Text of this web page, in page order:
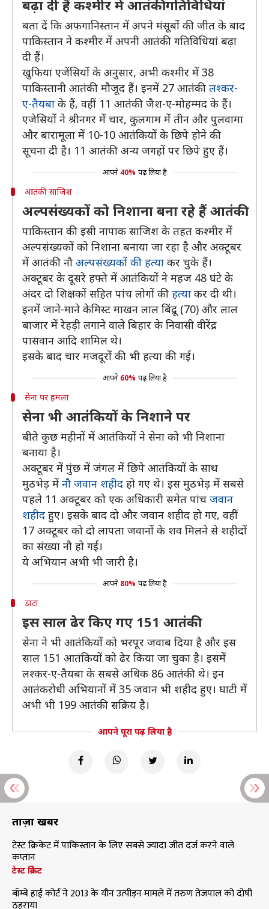
बढ़ा दी हैं कश्मीर में आतंकी गतिविधियां
बता दें कि अफगानिस्तान में अपने मंसूबों की जीत के बाद
पाकिस्तान ने कश्मीर में अपनी आतंकी गतिविधियां बढ़ा
दी हैं।
खुफिया एजेंसियों के अनुसार, अभी कश्मीर में 38
पाकिस्तानी आतंकी मौजूद हैं। इनमें 27 आतंकी लश्कर-
ए-तैयबा के हैं, वहीं 11 आतंकी जैश-ए-मोहम्मद के हैं।
एजेसियों ने श्रीनगर में चार, कुलगाम में तीन और पुलवामा
और बारामूला में 10-10 आतंकियों के छिपे होने की
सूचना दी है। 11 आतंकी अन्य जगहों पर छिपे हुए हैं।
आपने 40% पढ़ लिया है
आतंकी साजिश
अल्पसंख्यकों को निशाना बना रहे हैं आतंकी
पाकिस्तान की इसी नापाक साजिश के तहत कश्मीर में
अल्पसंख्यकों को निशाना बनाया जा रहा है और अक्टूबर
में आतंकी नौ अल्पसंख्यकों की हत्या कर चुके हैं।
अक्टूबर के दूसरे हफ्ते में आतंकियों ने महज 48 घंटे के
अंदर दो शिक्षकों सहित पांच लोगों की हत्या कर दी थी।
इनमें जाने-माने केमिस्ट माखन लाल बिंद्रू (70) और लाल
बाजार में रेहड़ी लगाने वाले बिहार के निवासी वीरेंद्र
पासवान आदि शामिल थे।
इसके बाद चार मजदूरों की भी हत्या की गई।
आपने 60% पढ़ लिया है
सेना पर हमला
सेना भी आतंकियों के निशाने पर
बीते कुछ महीनों में आतंकियों ने सेना को भी निशाना
बनाया है।
अक्टूबर में पुंछ में जंगल में छिपे आतंकियों के साथ
मुठभेड़ में नौ जवान शहीद हो गए थे। इस मुठभेड़ में सबसे
पहले 11 अक्टूबर को एक अधिकारी समेत पांच जवान
शहीद हुए। इसके बाद दो और जवान शहीद हो गए, वहीं
17 अक्टूबर को दो लापता जवानों के शव मिलने से शहीदों
का संख्या नौ हो गई।
ये अभियान अभी भी जारी है।
आपने 80% पढ़ लिया है
डाटा
इस साल ढेर किए गए 151 आतंकी
सेना ने भी आतंकियों को भरपूर जवाब दिया है और इस
साल 151 आतंकियों को ढेर किया जा चुका है। इसमें
लश्कर-ए-तैयबा के सबसे अधिक 86 आतंकी थे। इन
आतंकरोधी अभियानों में 35 जवान भी शहीद हुए। घाटी में
अभी भी 199 आतंकी सक्रिय है।
आपने पूरा पढ़ लिया है
ताज़ा खबरें
टेस्ट क्रिकेट में पाकिस्तान के लिए सबसे ज्यादा जीत दर्ज करने वाले
कप्तान
टेस्ट क्रिकेट
बॉम्बे हाई कोर्ट ने 2013 के यौन उत्पीड़न मामले में तरुण तेजपाल को दोषी
ठहराया